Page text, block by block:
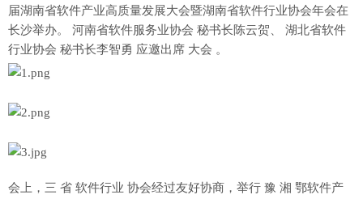
届湖南省软件产业高质量发展大会暨湖南省软件行业协会年会在
长沙举办。 河南省软件服务业协会 秘书长陈云贺、 湖北省软件
行业协会 秘书长李智勇 应邀出席 大会 。
会上，三 省 软件行业 协会经过友好协商，举行 豫 湘 鄂软件产